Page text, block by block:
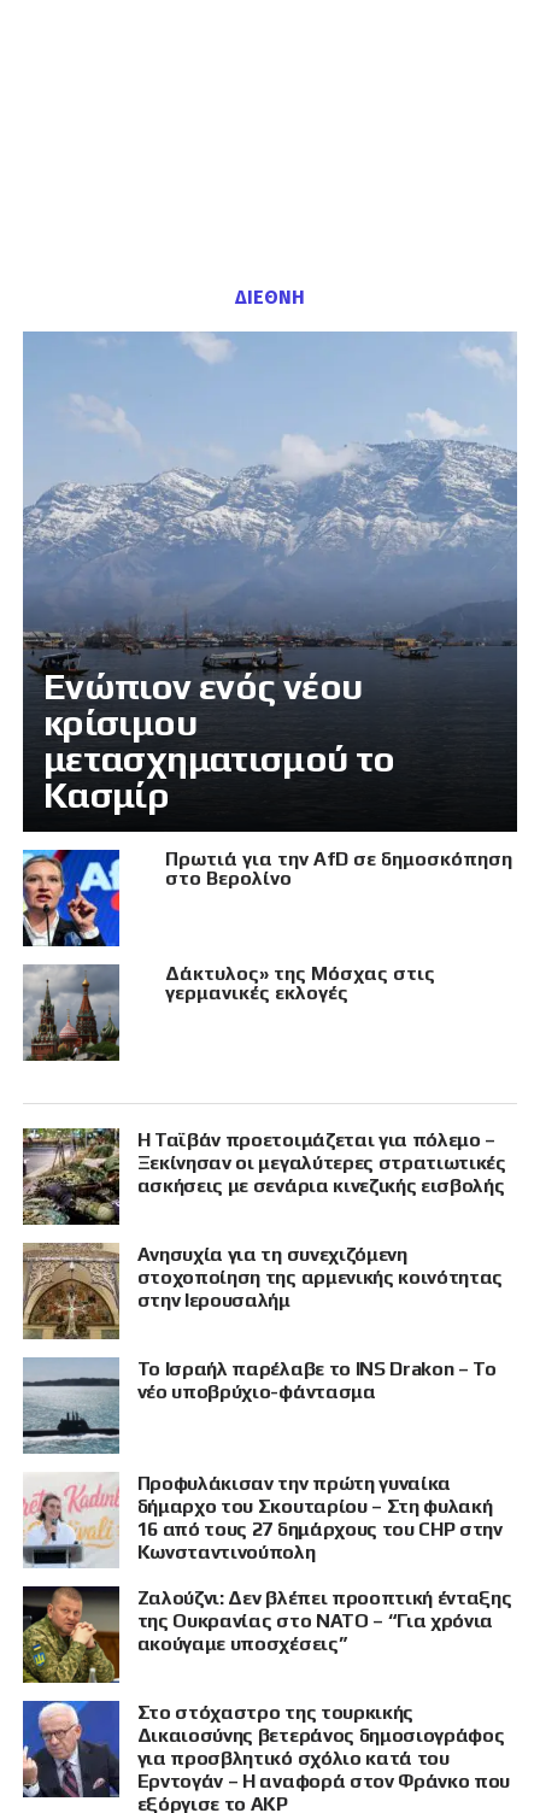
ΔΙΕΘΝΗ
Eνώπιον ενός νέου
κρίσιμου
μετασχηματισμού το
Κασμίρ
Πρωτιά για την AfD σε δημοσκόπηση
στο Βερολίνο
Δάκτυλος» της Μόσχας στις
γερμανικές εκλογές
Η Ταϊβάν προετοιμάζεται για πόλεμο –
Ξεκίνησαν οι μεγαλύτερες στρατιωτικές
ασκήσεις με σενάρια κινεζικής εισβολής
Ανησυχία για τη συνεχιζόμενη
στοχοποίηση της αρμενικής κοινότητας
στην Ιερουσαλήμ
Το Ισραήλ παρέλαβε το INS Drakon – Το
νέο υποβρύχιο-φάντασμα
Προφυλάκισαν την πρώτη γυναίκα
δήμαρχο του Σκουταρίου – Στη φυλακή
16 από τους 27 δημάρχους του CHP στην
Κωνσταντινούπολη
Ζαλούζνι: Δεν βλέπει προοπτική ένταξης
της Ουκρανίας στο ΝΑΤΟ – “Για χρόνια
ακούγαμε υποσχέσεις”
Στο στόχαστρο της τουρκικής
Δικαιοσύνης βετεράνος δημοσιογράφος
για προσβλητικό σχόλιο κατά του
Ερντογάν – Η αναφορά στον Φράνκο που
εξόργισε το AKP